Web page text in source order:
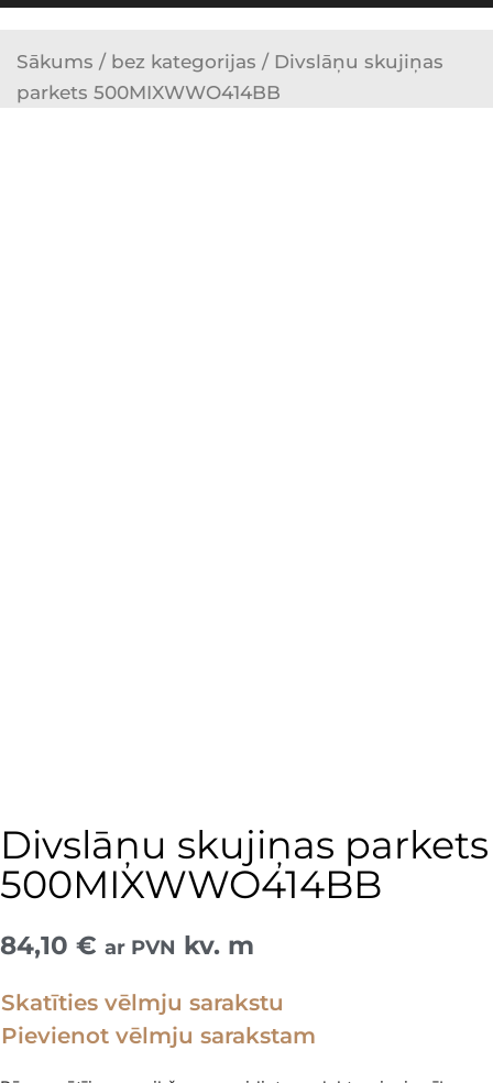
Sākums / bez kategorijas / Divslāņu skujiņas
parkets 500MIXWWO414BB
Divslāņu skujiņas parkets
500MIXWWO414BB
84,10 € ar PVN kv. m
Skatīties vēlmju sarakstu
Pievienot vēlmju sarakstam